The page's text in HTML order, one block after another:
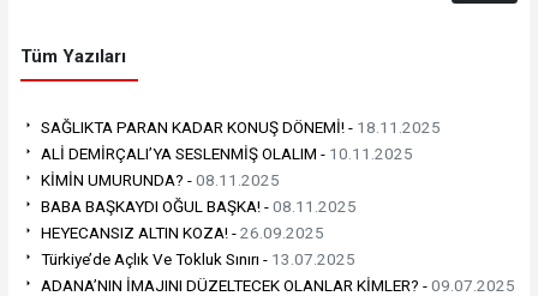
Tüm Yazıları
SAĞLIKTA PARAN KADAR KONUŞ DÖNEMİ! - 18.11.2025
ALİ DEMİRÇALI’YA SESLENMİŞ OLALIM - 10.11.2025
KİMİN UMURUNDA? -08.11.2025
BABA BAŞKAYDI OĞUL BAŞKA! -08.11.2025
HEYECANSIZ ALTIN KOZA! -26.09.2025
Türkiye’de Açlık Ve Tokluk Sınırı - 13.07.2025
ADANA’NIN İMAJINI DÜZELTECEK OLANLAR KİMLER? -09.07.2025